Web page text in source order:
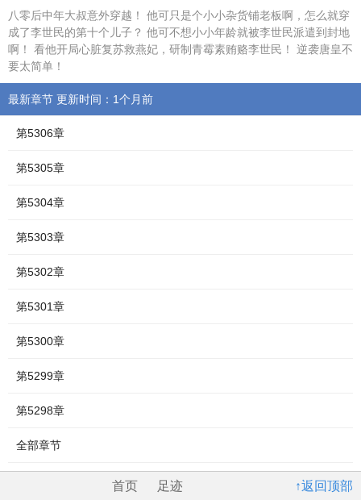
八零后中年大叔意外穿越！ 他可只是个小小杂货铺老板啊，怎么就穿
成了李世民的第十个儿子？ 他可不想小小年龄就被李世民派遣到封地
啊！ 看他开局心脏复苏救燕妃，研制青霉素贿赂李世民！ 逆袭唐皇不
要太简单！
最新章节 更新时间：1个月前
第5306章
第5305章
第5304章
第5303章
第5302章
第5301章
第5300章
第5299章
第5298章
全部章节
↑返回顶部
首页 足迹